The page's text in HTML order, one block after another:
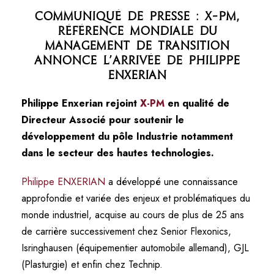
Communiqué de presse : X-PM,
référence mondiale du
Management de Transition
annonce l’arrivée de Philippe
Enxerian
Philippe Enxerian rejoint X-PM en qualité de
Directeur Associé pour soutenir le
développement du pôle Industrie notamment
dans le secteur des hautes technologies.
Philippe ENXERIAN a développé une connaissance
approfondie et variée des enjeux et problématiques du
monde industriel, acquise au cours de plus de 25 ans
de carrière successivement chez Senior Flexonics,
Isringhausen (équipementier automobile allemand), GJL
(Plasturgie) et enfin chez Technip.